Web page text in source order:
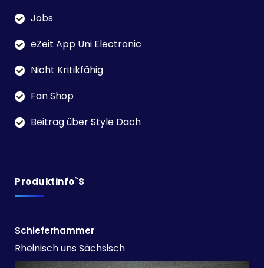
Jobs
eZeit App Uni Electronic
Nicht Kritikfähig
Fan Shop
Beitrag über Style Dach
Produktinfo`s
Schieferhammer
Rheinisch uns Sächsisch